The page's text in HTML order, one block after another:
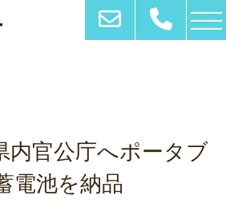
内官公庁へポータブ
電池を納品